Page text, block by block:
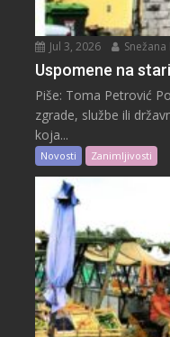
Jul 3, 2026 Snežana
Uspomene na
Piše: Toma Petrović
zgrade, službe ili
koja...
Novosti Zanimljivosti